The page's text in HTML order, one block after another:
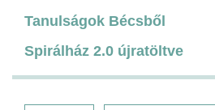
Tanulságok Bécsből
Spirálház 2.0 újratöltve